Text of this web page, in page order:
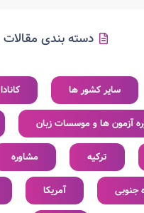
دسته بندی مقالات
سایر کشور ها کانادا
آزمون ها و موسسات زبان
ترکیه مشاوره
جنوبی آمریکا